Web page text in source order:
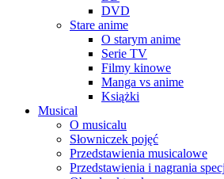
DVD
Stare anime
O starym anime
Serie TV
Filmy kinowe
Manga vs anime
Książki
Musical
O musicalu
Słowniczek pojęć
Przedstawienia musicalowe
Przedstawienia i nagrania